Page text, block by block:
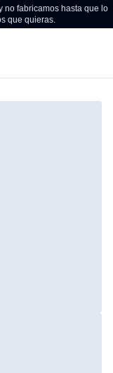
no fabricamos hasta que lo
que quieras.